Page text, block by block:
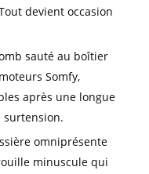
devient occasion
sauté au boîtier
Somfy,
après une longue
surtension.
omniprésente
minuscule qui